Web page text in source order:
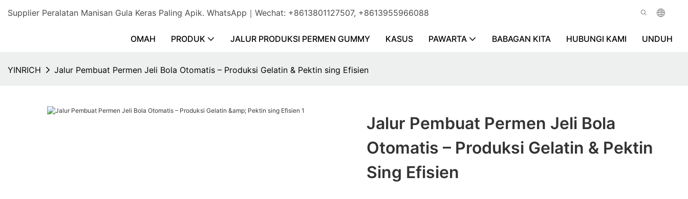
Supplier Peralatan Manisan Gula Keras Paling Apik. WhatsApp｜Wechat: +8613801127507, +8613955966088
OMAH PRODUK JALUR PRODUKSI PERMEN GUMMY KASUS PAWARTA BABAGAN KITA HUBUNGI KAMI UNDUH
YINRICH Jalur Pembuat Permen Jeli Bola Otomatis – Produksi Gelatin & Pektin sing Efisien
Jalur Pembuat Permen Jeli Bola
Otomatis – Produksi Gelatin & Pektin
Sing Efisien